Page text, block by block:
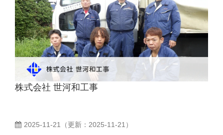
株式会社 世河和工事
2025-11-21 （更新： 2025-11-21 ）